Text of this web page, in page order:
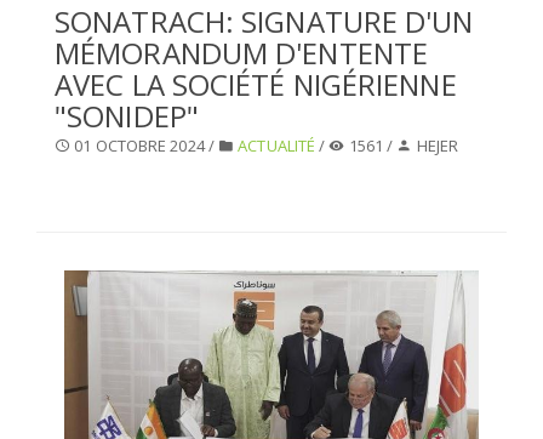
SÉLECTIONNEZ UN DOSSIER
SELECTIONNEZ UNE SECTION
SONATRACH: SIGNATURE D'UN
MÉMORANDUM D'ENTENTE
AVEC LA SOCIÉTÉ NIGÉRIENNE
"SONIDEP"
01 OCTOBRE 2024 / ACTUALITÉ / 1561 / HEJER